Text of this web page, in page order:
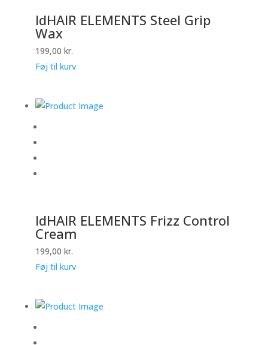
IdHAIR ELEMENTS Steel Grip
Wax
199,00 kr.
Føj til kurv
IdHAIR ELEMENTS Frizz Control
Cream
199,00 kr.
Føj til kurv